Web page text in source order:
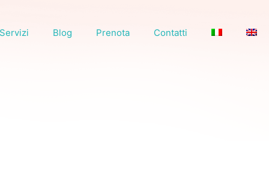
Servizi Blog Prenota Contatti